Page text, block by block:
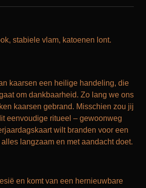
stabiele vlam, katoenen lont.
kaarsen een heilige handeling, die
om dankbaarheid. Zo lang we ons
kaarsen gebrand. Misschien zou jij
eenvoudige ritueel – gewoonweg
wilt branden voor een
langzaam en met aandacht doet.
en komt van een hernieuwbare